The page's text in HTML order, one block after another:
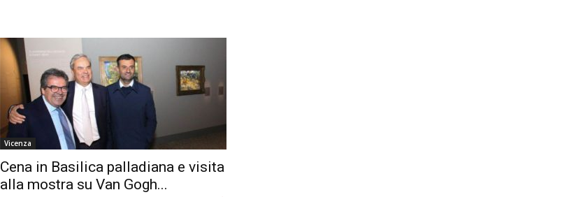
Vicenza
Cena in Basilica palladiana e visita
alla mostra su Van Gogh...